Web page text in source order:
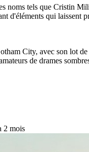
noms tels que Cristin
d'éléments qui laissent
City, avec son lot
de drames
2 mois